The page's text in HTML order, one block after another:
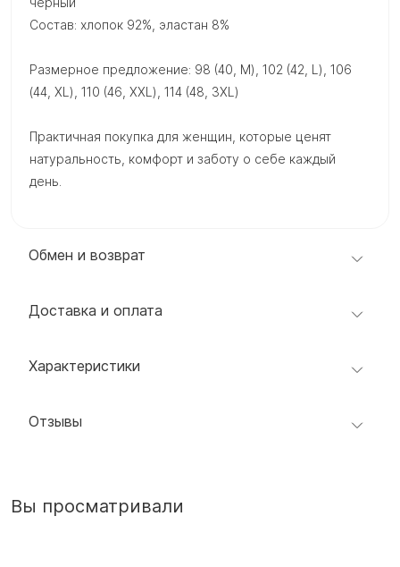
Состав: хлопок 92%, эластан 8%
Размерное предложение: 98 (40, M), 102 (42, L), 106
(44, XL), 110 (46, XXL), 114 (48, 3XL)
Практичная покупка для женщин, которые ценят
натуральность, комфорт и заботу о себе каждый
день.
Обмен и возврат
Доставка и оплата
Характеристики
Отзывы
Вы просматривали